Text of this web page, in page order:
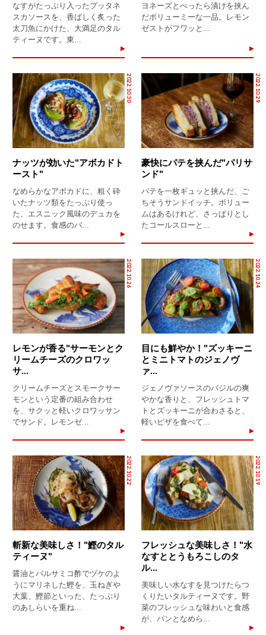
なすがたっぷり入ったプッタネ
スカソースを、香ばしく炙った
太刀魚にかけた、大満足のタル
ティーヌです。東...
ヨネーズとべったら漬けを挟ん
だボリューミーな一品。レモン
ゼストがフワッと...
2022.10.30
ナッツが効いた"アボカドト
ースト"
なめらかなアボカドに、粗く砕
いたナッツ類をたっぷり使っ
た、エスニック風味のデュカを
のせます。食感のバ...
2022.10.29
豪快にパテを挟んだ"パリサ
ンド"
パテを一枚ギュッと挟んだ、ご
ちそうサンドイッチ。ボリュー
ムはあるけれど、さっぱりとし
たコールスローと...
2022.10.26
レモンが香る"サーモンとク
リームチーズのクロワッ
サ...
クリームチーズとスモークサー
モンという定番の組み合わせ
を、サクッと軽いクロワッサン
でサンド。レモンゼ...
2022.10.24
目にも鮮やか！"ズッキーニ
とミニトマトのジェノヴ
ァ...
ジェノヴァソースのバジルの爽
やかな香りと、フレッシュトマ
トとズッキーニが合わさると、
軽いピザを食べて...
2022.10.22
斬新な美味しさ！"鰹のタル
ティーヌ"
醤油とバルサミコ酢でヅケのよ
うにマリネした鰹を、玉ねぎや
大葉、鰹節といった、たっぷり
のあしらいを重ね...
2022.10.19
フレッシュな美味しさ！"水
なすととうもろこしのタ
ル...
美味しい水なすを見つけたらつ
くりたいタルティーヌです。野
菜のフレッシュな味わいと食感
が、パンとなめら...